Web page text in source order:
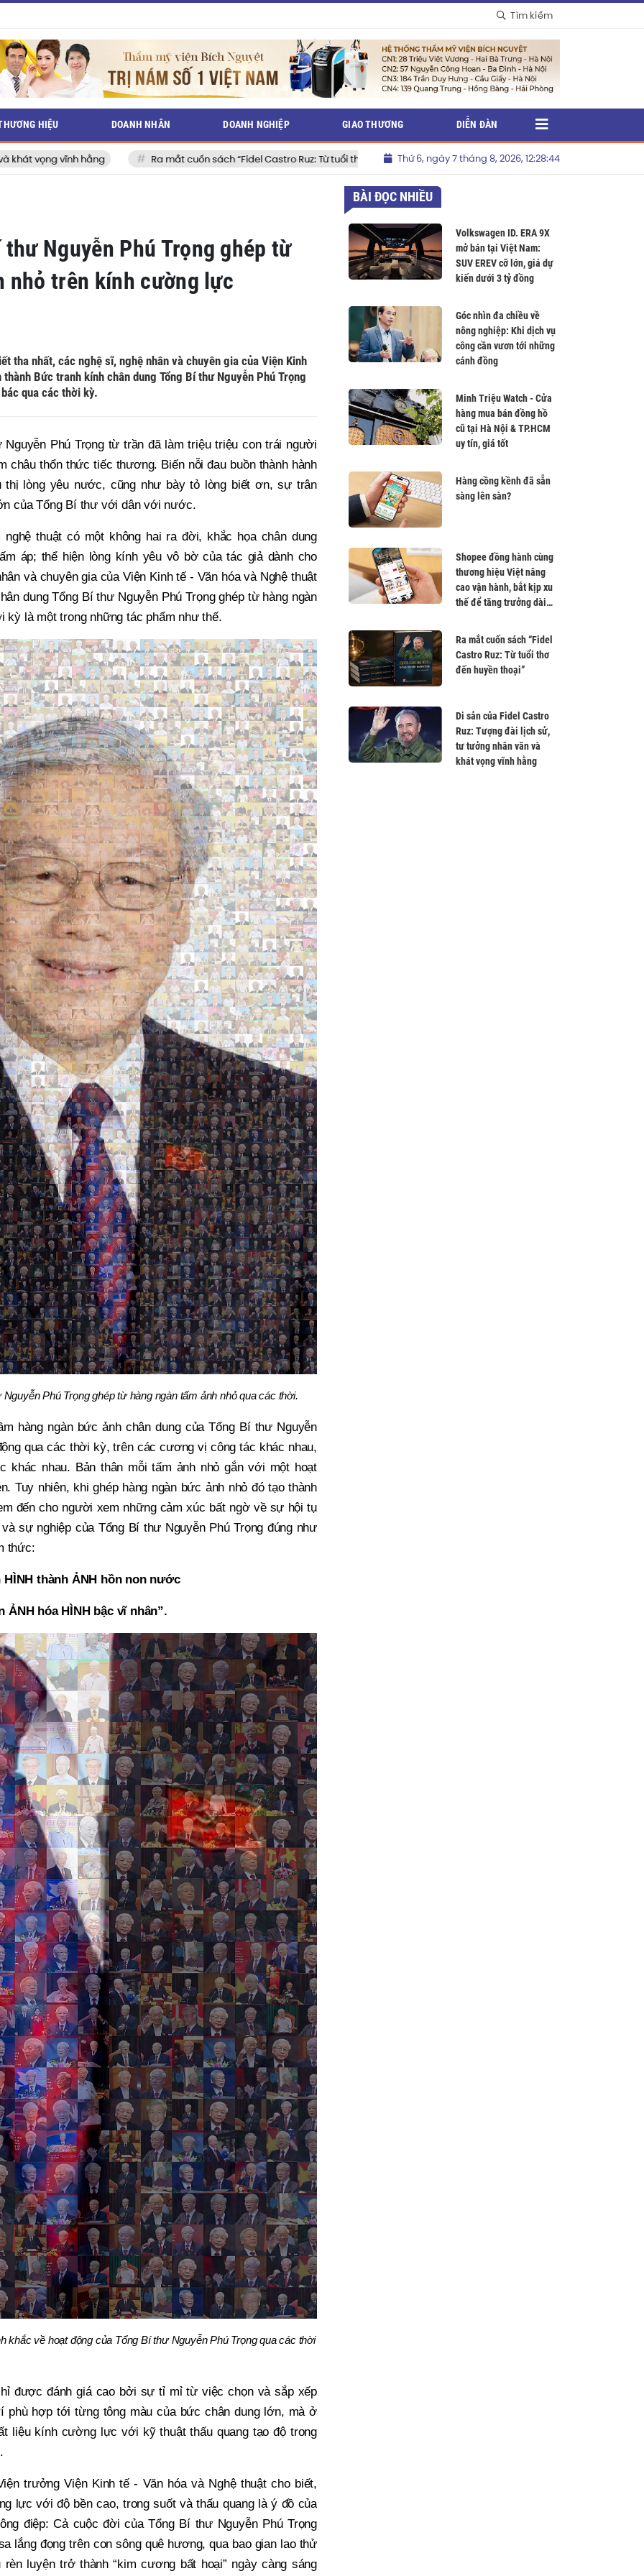
Tìm kiếm
Ra mắt cuốn sách “Fidel Castro Ruz: Từ tuổi thơ đến huyền thoại” Shopee đồng hành cùng thương hiệu Việt nâng cao
Thứ 6, ngày 7 tháng 8, 2026, 12:28:46
HIỆU DOANH NHÂN DOANH NGHIỆP GIAO THƯƠNG DIỄN ĐÀN
thư Nguyễn Phú Trọng ghép từ
nhỏ trên kính cường lực
tha nhất, các nghệ sĩ, nghệ nhân và chuyên gia của Viện Kinh
Bức tranh kính chân dung Tổng Bí thư Nguyễn Phú Trọng
qua các thời kỳ.
Phú Trọng từ trần đã làm triệu triệu con trái người
châu thổn thức tiếc thương. Biến nỗi đau buồn thành hành
thị lòng yêu nước, cũng như bày tỏ lòng biết ơn, sự trân
của Tổng Bí thư với dân với nước.
thuật có một không hai ra đời, khắc họa chân dung
áp; thể hiện lòng kính yêu vô bờ của tác giả dành cho
và chuyên gia của Viện Kinh tế - Văn hóa và Nghệ thuật
dung Tổng Bí thư Nguyễn Phú Trọng ghép từ hàng ngàn
kỳ là một trong những tác phẩm như thế.
Phú Trọng ghép từ hàng ngàn tấm ảnh nhỏ qua các thời.
hàng ngàn bức ảnh chân dung của Tổng Bí thư Nguyễn
qua các thời kỳ, trên các cương vị công tác khác nhau,
khác nhau. Bản thân mỗi tấm ảnh nhỏ gắn với một hoạt
Tuy nhiên, khi ghép hàng ngàn bức ảnh nhỏ đó tạo thành
đến cho người xem những cảm xúc bất ngờ về sự hội tụ
sự nghiệp của Tổng Bí thư Nguyễn Phú Trọng đúng như
thức:
HÌNH thành ẢNH hồn non nước
ẢNH hóa HÌNH bậc vĩ nhân”.
khắc về hoạt động của Tổng Bí thư Nguyễn Phú Trọng qua các thời
được đánh giá cao bởi sự tỉ mỉ từ việc chọn và sắp xếp
phù hợp tới từng tông màu của bức chân dung lớn, mà ở
liệu kính cường lực với kỹ thuật thấu quang tạo độ trong
trưởng Viện Kinh tế - Văn hóa và Nghệ thuật cho biết,
lực với độ bền cao, trong suốt và thấu quang là ý đồ của
điệp: Cả cuộc đời của Tổng Bí thư Nguyễn Phú Trọng
lắng đọng trên con sông quê hương, qua bao gian lao thử
luyện trở thành “kim cương bất hoại” ngày càng sáng
BÀI ĐỌC NHIỀU
Volkswagen ID. ERA 9X
mở bán tại Việt Nam:
SUV EREV cỡ lớn, giá dự
kiến dưới 3 tỷ đồng
Góc nhìn đa chiều về
nông nghiệp: Khi dịch vụ
công cần vươn tới những
cánh đồng
Minh Triệu Watch - Cửa
hàng mua bán đồng hồ
cũ tại Hà Nội & TP.HCM
uy tín, giá tốt
Hàng cồng kềnh đã sẵn
sàng lên sàn?
Shopee đồng hành cùng
thương hiệu Việt nâng
cao vận hành, bắt kịp xu
thế để tăng trưởng dài
Ra mắt cuốn sách “Fidel
Castro Ruz: Từ tuổi thơ
đến huyền thoại”
Di sản của Fidel Castro
Ruz: Tượng đài lịch sử,
tư tưởng nhân văn và
khát vọng vĩnh hằng